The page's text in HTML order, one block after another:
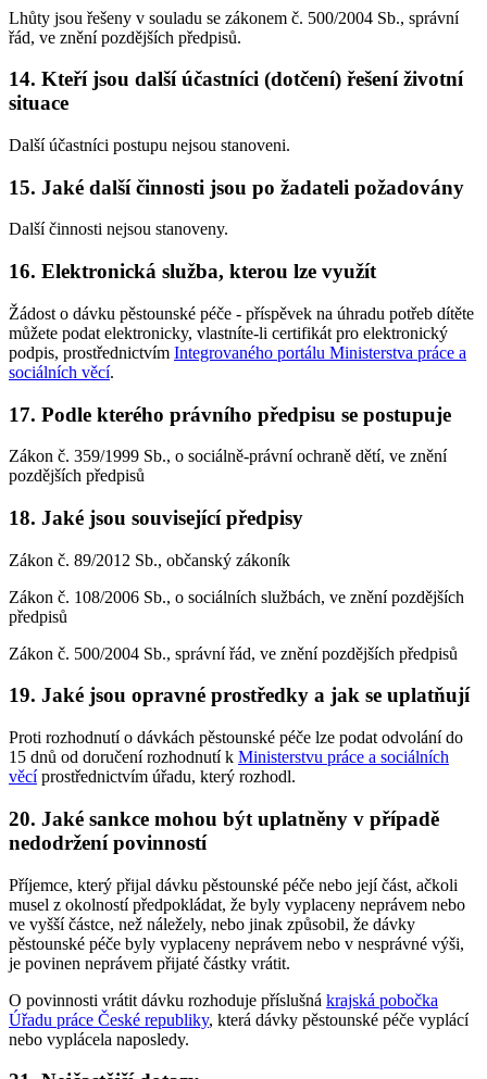
Lhůty jsou řešeny v souladu se zákonem č. 500/2004 Sb., správní
řád, ve znění pozdějších předpisů.
14. Kteří jsou další účastníci (dotčení) řešení životní
situace
Další účastníci postupu nejsou stanoveni.
15. Jaké další činnosti jsou po žadateli požadovány
Další činnosti nejsou stanoveny.
16. Elektronická služba, kterou lze využít
Žádost o dávku pěstounské péče - příspěvek na úhradu potřeb dítěte
můžete podat elektronicky, vlastníte-li certifikát pro elektronický
podpis, prostřednictvím Integrovaného portálu Ministerstva práce a
sociálních věcí.
17. Podle kterého právního předpisu se postupuje
Zákon č. 359/1999 Sb., o sociálně-právní ochraně dětí, ve znění
pozdějších předpisů
18. Jaké jsou související předpisy
Zákon č. 89/2012 Sb., občanský zákoník
Zákon č. 108/2006 Sb., o sociálních službách, ve znění pozdějších
předpisů
Zákon č. 500/2004 Sb., správní řád, ve znění pozdějších předpisů
19. Jaké jsou opravné prostředky a jak se uplatňují
Proti rozhodnutí o dávkách pěstounské péče lze podat odvolání do
15 dnů od doručení rozhodnutí k Ministerstvu práce a sociálních
věcíprostřednictvím úřadu, který rozhodl.
20. Jaké sankce mohou být uplatněny v případě
nedodržení povinností
Příjemce, který přijal dávku pěstounské péče nebo její část, ačkoli
musel z okolností předpokládat, že byly vyplaceny neprávem nebo
ve vyšší částce, než náležely, nebo jinak způsobil, že dávky
pěstounské péče byly vyplaceny neprávem nebo v nesprávné výši,
je povinen neprávem přijaté částky vrátit.
O povinnosti vrátit dávku rozhoduje příslušná krajská pobočka
Úřadu práce České republiky, která dávky pěstounské péče vyplácí
nebo vyplácela naposledy.